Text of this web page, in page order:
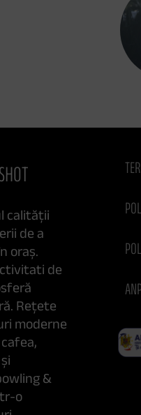
calității
de a
oraș.
de
Rețete
moderne
&
o